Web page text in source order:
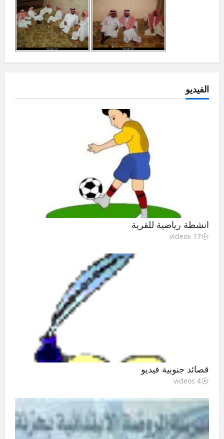
الفيديو
انشطة رياضية للقرية
17 videos
قصائد جنوبية فيديو
4 videos